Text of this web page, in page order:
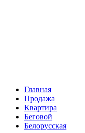
Главная
Продажа
Квартира
Беговой
Белорусская